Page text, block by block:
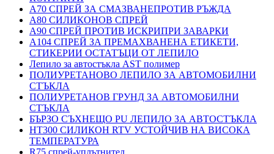
A70 СПРЕЙ ЗА СМАЗВАНЕПРОТИВ РЪЖДА
A80 СИЛИКОНОВ СПРЕЙ
A90 СПРЕЙ ПРОТИВ ИСКРИПРИ ЗАВАРКИ
A104 СПРЕЙ ЗА ПРЕМАХВАНЕНА ЕТИКЕТИ,
СТИКЕРИИ ОСТАТЪЦИ ОТ ЛЕПИЛО
Лепило за автостъкла AST полимер
ПОЛИУРЕТАНОВО ЛЕПИЛО ЗА АВТОМОБИЛНИ
СТЪКЛА
ПОЛИУРЕТАНОВ ГРУНД ЗА АВТОМОБИЛНИ
СТЪКЛА
БЪРЗО СЪХНЕЩО PU ЛЕПИЛО ЗА АВТОСТЪКЛА
HT300 СИЛИКОН RTV УСТОЙЧИВ НА ВИСОКА
ТЕМПЕРАТУРА
R75 спрей-уплътнител